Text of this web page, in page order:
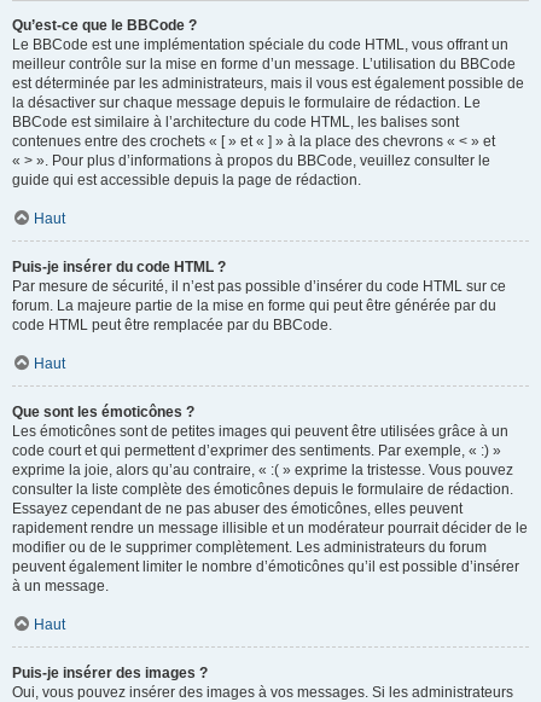
Qu’est-ce que le BBCode ?
Le BBCode est une implémentation spéciale du code HTML, vous offrant un
meilleur contrôle sur la mise en forme d’un message. L’utilisation du BBCode
est déterminée par les administrateurs, mais il vous est également possible de
la désactiver sur chaque message depuis le formulaire de rédaction. Le
BBCode est similaire à l’architecture du code HTML, les balises sont
contenues entre des crochets « [ » et « ] » à la place des chevrons « < » et
« > ». Pour plus d’informations à propos du BBCode, veuillez consulter le
guide qui est accessible depuis la page de rédaction.
Haut
Puis-je insérer du code HTML ?
Par mesure de sécurité, il n’est pas possible d’insérer du code HTML sur ce
forum. La majeure partie de la mise en forme qui peut être générée par du
code HTML peut être remplacée par du BBCode.
Haut
Que sont les émoticônes ?
Les émoticônes sont de petites images qui peuvent être utilisées grâce à un
code court et qui permettent d’exprimer des sentiments. Par exemple, « :) »
exprime la joie, alors qu’au contraire, « :( » exprime la tristesse. Vous pouvez
consulter la liste complète des émoticônes depuis le formulaire de rédaction.
Essayez cependant de ne pas abuser des émoticônes, elles peuvent
rapidement rendre un message illisible et un modérateur pourrait décider de le
modifier ou de le supprimer complètement. Les administrateurs du forum
peuvent également limiter le nombre d’émoticônes qu’il est possible d’insérer
à un message.
Haut
Puis-je insérer des images ?
Oui, vous pouvez insérer des images à vos messages. Si les administrateurs